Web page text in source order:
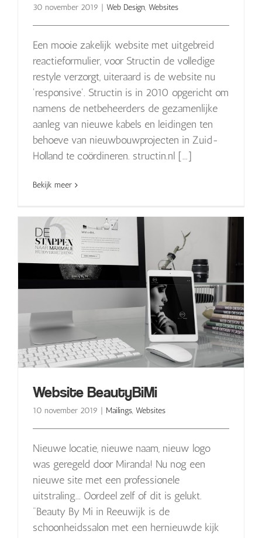
30 november 2019 | Web Design, Websites
Een mooie zakelijk website met uitgebreid
reactieformulier, voor Structin de volledige
restyle verzorgt, uiteraard is de website nu
'responsive'. Structin is in 2010 opgericht om
namens de netbeheerders de gezamenlijke
aanleg van nieuwe kabels en leidingen ten
behoeve van nieuwbouwprojecten in Zuid-
Holland te coördineren. structin.nl [...]
Bekijk meer
Website BeautyBiMi
10 november 2019 | Mailings, Websites
Nieuwe locatie, nieuwe naam, nieuw logo
was geregeld door Miranda! Nu nog een
nieuwe site met een professionele
uitstraling... Oordeel zelf of dit is gelukt.
"Beauty By Mi in Reeuwijk is de
schoonheidssalon met een ​hernieuwde kijk